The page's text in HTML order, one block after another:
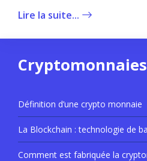
Lire la suite...
Cryptomonnaies
Définition d’une crypto monnaie
La Blockchain : technologie de
Comment est fabriquée la